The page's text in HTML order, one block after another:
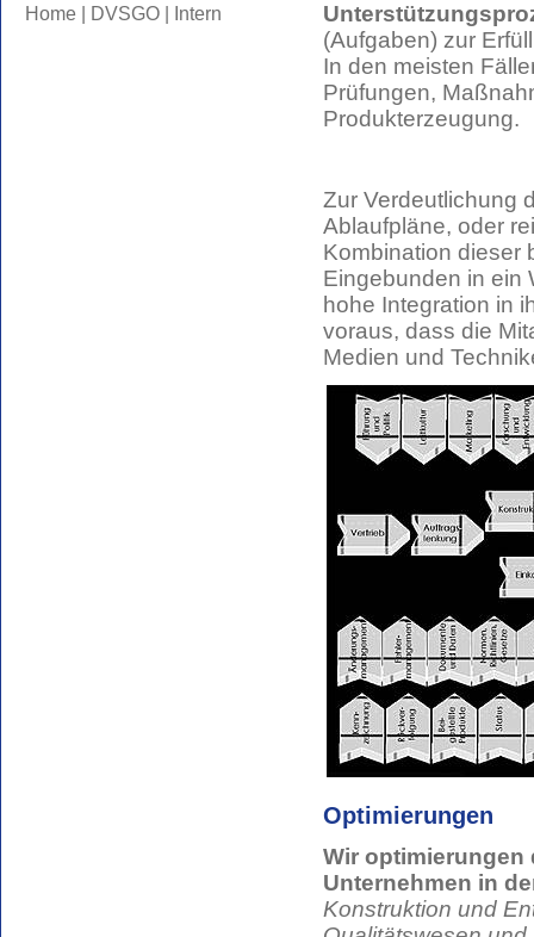
Home DVSGO Intern
(Aufgaben) zur
In den meisten
Prüfungen,
Produkterzeugung.
Zur Verdeutlichung
Ablaufpläne, oder
Kombination dieser
Eingebunden in ein
hohe Integration in
voraus, dass die
Medien und
Optimierungen
Wir optimierungen
Unternehmen in
Konstruktion und